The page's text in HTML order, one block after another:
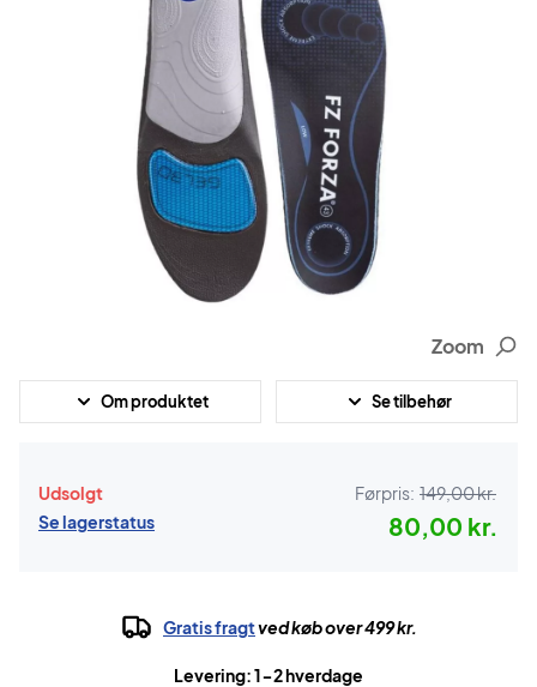
Zoom
Om produktet Se tilbehør
Udsolgt
Se lagerstatus
Førpris: 149,00 kr.
80,00 kr.
Gratis fragtved køb over 499 kr.
Levering: 1-2 hverdage